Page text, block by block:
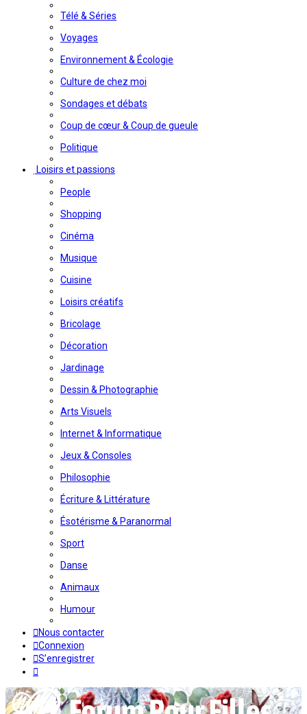
Télé & Séries
Voyages
Environnement & Écologie
Culture de chez moi
Sondages et débats
Coup de cœur & Coup de gueule
Politique
Loisirs et passions
People
Shopping
Cinéma
Musique
Cuisine
Loisirs créatifs
Bricolage
Décoration
Jardinage
Dessin & Photographie
Arts Visuels
Internet & Informatique
Jeux & Consoles
Philosophie
Écriture & Littérature
Ésotérisme & Paranormal
Sport
Danse
Animaux
Humour
Nous contacter
Connexion
S’enregistrer